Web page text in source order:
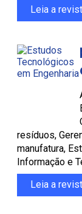
Leia a
resíduos,
manufatura,
Informação e
Leia a